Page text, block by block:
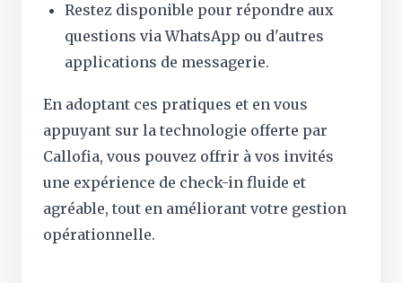
Restez disponible pour répondre aux
questions via WhatsApp ou d'autres
applications de messagerie.
En adoptant ces pratiques et en vous
appuyant sur la technologie offerte par
Callofia, vous pouvez offrir à vos invités
une expérience de check-in fluide et
agréable, tout en améliorant votre gestion
opérationnelle.